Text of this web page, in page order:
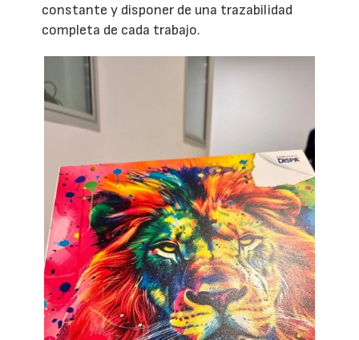
constante y disponer de una trazabilidad
completa de cada trabajo.